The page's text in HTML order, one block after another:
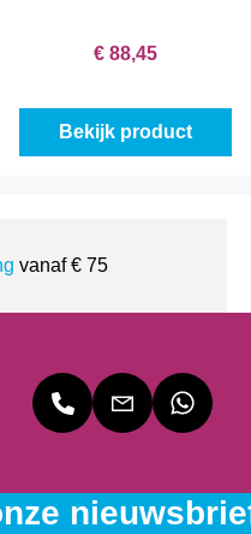
€ 88,45
Bekijk product
vanaf € 75